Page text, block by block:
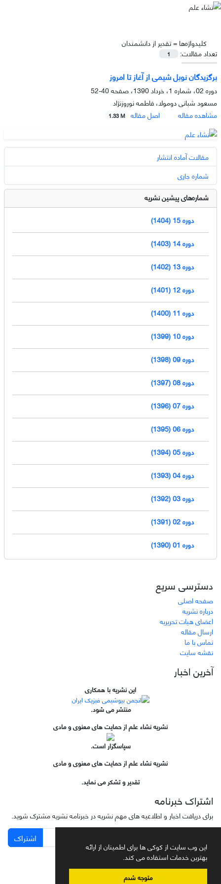
این وب سایت از کوکی ها برای اطمینان از ارائه
بهترین خدمات استفاده می کند.
متوجه شدم
کلیدواژه‌ها =تقدیر از دانشمندان
تعداد مقالات:
1
برگزیدگان نوبل شیمی از آغاز تا امروز
دوره 02، شماره 1، خرداد 1390، صفحه
40-52
مسعود شبانی دومولا، فاطمه نوروزنژاد
مشاهده مقاله
اصل مقاله 1.33 M
مقالات آماده انتشار
شماره جاری
شماره‌های پیشین نشریه
دوره 15 (1404)
دوره 14 (1403)
دوره 13 (1402)
دوره 12 (1401)
دوره 11 (1400)
دوره 10 (1399)
دوره 09 (1398)
دوره 08 (1397)
دوره 07 (1396)
دوره 06 (1395)
دوره 05 (1394)
دوره 04 (1393)
دوره 03 (1392)
دوره 02 (1391)
دوره 01 (1390)
دسترسی سریع
صفحه اصلی
درباره نشریه
اعضای هیات تحریریه
ارسال مقاله
تماس با ما
نقشه سایت
آخرین اخبار
این نشریه با همکاری
منتشر می شود.
نشریه نشاء علم از حمایت های معنوی و مادی
سپاسگزار است.
نشریه نشاء علم از حمایت های معنوی و مادی
تقدیر و تشکر می نماید.
اشتراک خبرنامه
برای دریافت اخبار و اطلاعیه های مهم نشریه در خبرنامه نشریه مشترک شوید.
اشتراک